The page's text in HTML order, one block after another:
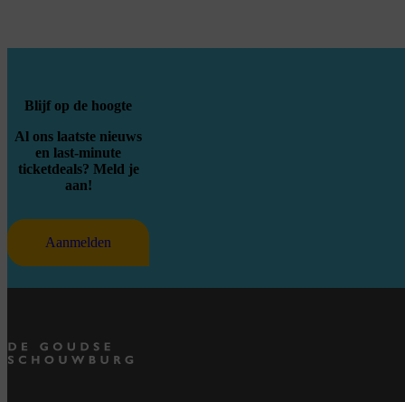
Blijf op de hoogte
Al ons laatste nieuws
en last-minute
ticketdeals? Meld je
aan!
Aanmelden